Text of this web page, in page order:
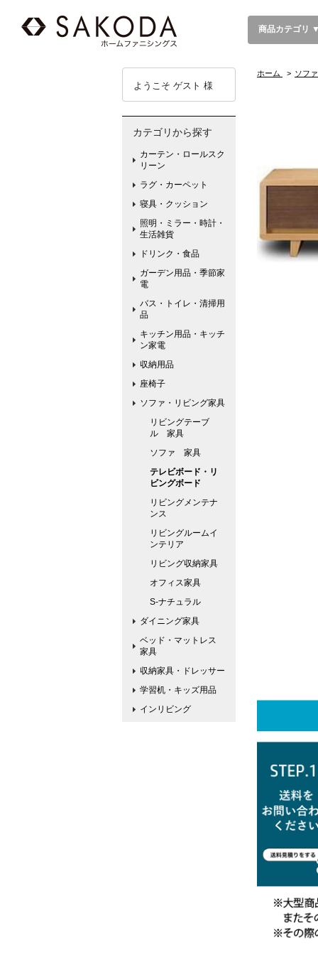
商品カテゴリ
ホーム > ソフ
ようこそ ゲスト 様
カテゴリから探す
カーテン・ロールスク
リーン
ラグ・カーペット
寝具・クッション
照明・ミラー・時計・
生活雑貨
ドリンク・食品
ガーデン用品・季節家
電
バス・トイレ・清掃用
品
キッチン用品・キッチ
ン家電
収納用品
座椅子
ソファ・リビング家具
リビングテーブ
ル 家具
ソファ 家具
テレビボード・リ
ビングボード
リビングメンテナ
ンス
リビングルームイ
ンテリア
リビング収納家具
オフィス家具
S-ナチュラル
ダイニング家具
ベッド・マットレス
家具
収納家具・ドレッサー
学習机・キッズ用品
インリビング